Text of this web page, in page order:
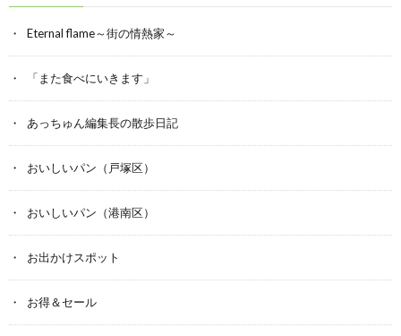
Eternal flame～街の情熱家～
「また食べにいきます」
あっちゅん編集長の散歩日記
おいしいパン（戸塚区）
おいしいパン（港南区）
お出かけスポット
お得＆セール